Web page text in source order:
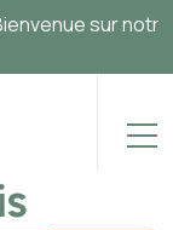
sur notre